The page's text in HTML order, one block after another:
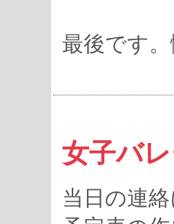
最後です
女子バ
当日の連